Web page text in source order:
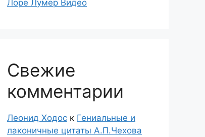
Лоре Лумер Видео
Свежие
комментарии
Леонид Ходос к Гениальные и
лаконичные цитаты А.П.Чехова